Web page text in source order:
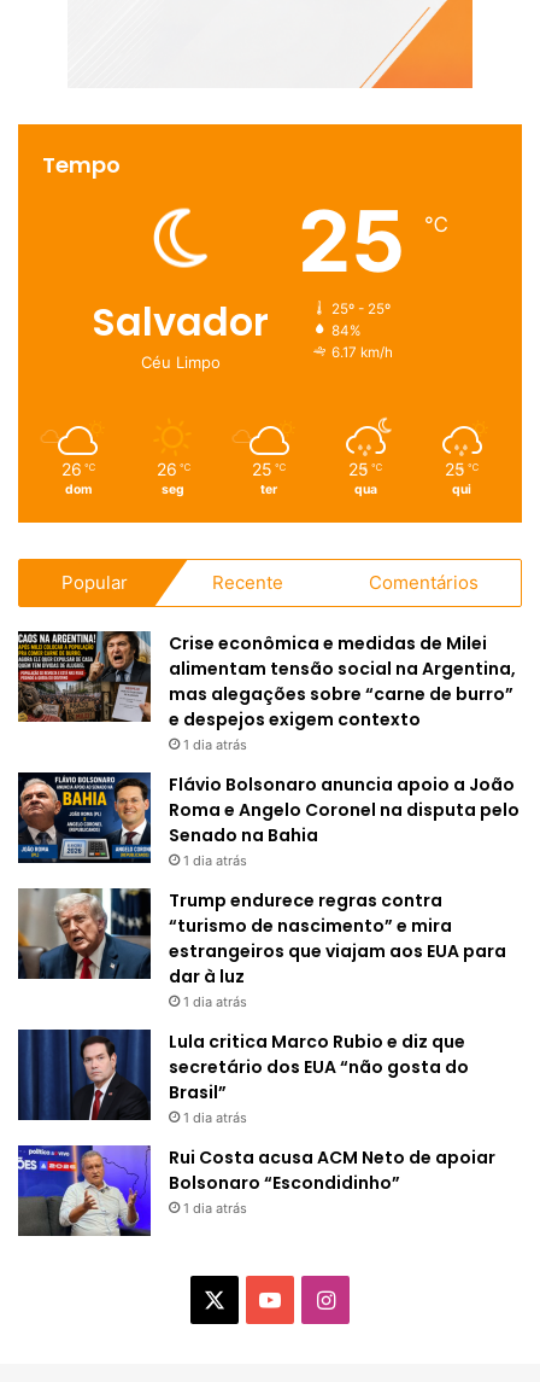
Tempo
Salvador
Céu Limpo
25 ℃
25º - 25º
84%
6.17 km/h
26 ℃
dom
26 ℃
seg
25 ℃
ter
25 ℃
qua
25 ℃
qui
Popular Recente Comentários
Crise econômica e medidas de Milei
alimentam tensão social na Argentina,
mas alegações sobre “carne de burro”
e despejos exigem contexto
1 dia atrás
Flávio Bolsonaro anuncia apoio a João
Roma e Angelo Coronel na disputa pelo
Senado na Bahia
1 dia atrás
Trump endurece regras contra
“turismo de nascimento” e mira
estrangeiros que viajam aos EUA para
dar à luz
1 dia atrás
Lula critica Marco Rubio e diz que
secretário dos EUA “não gosta do
Brasil”
1 dia atrás
Rui Costa acusa ACM Neto de apoiar
Bolsonaro “Escondidinho”
1 dia atrás
I